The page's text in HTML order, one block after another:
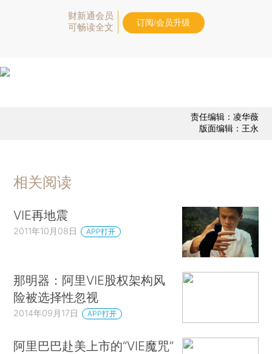
财新通会员
可畅读全文
订阅/会员升级
责任编辑：凌华薇
版面编辑：王永
相关阅读
VIE再地震
2011年10月08日 APP打开
那明器：阿里VIE股权架构风
险被选择性忽视
2014年09月17日 APP打开
阿里巴巴赴美上市的“VIE魔咒”